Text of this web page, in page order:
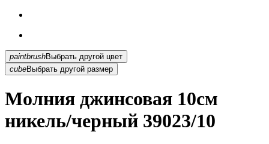
paintbrush
Выбрать другой цвет
cubeВыбрать другой размер
Молния джинсовая 10см
никель/черный 39023/10